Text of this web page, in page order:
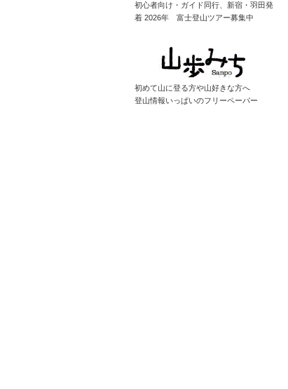
初心者向け・ガイド同行、新宿・羽田発
着 2026年 富士登山ツアー募集中
初めて山に登る方や山好きな方へ
登山情報いっぱいのフリーペーパー